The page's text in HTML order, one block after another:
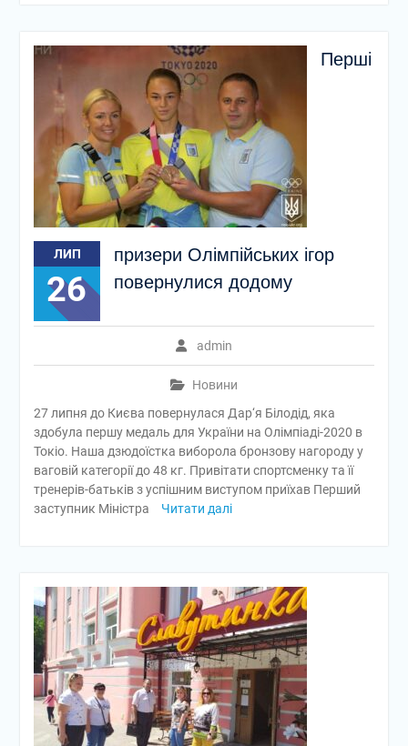
ЛИП
26
Перші
призери Олімпійських ігор
повернулися додому
admin
Новини
27 липня до Києва повернулася Дар‘я Білодід, яка
здобула першу медаль для України на Олімпіаді-2020 в
Токіо. Наша дзюдоїстка виборола бронзову нагороду у
ваговій категорії до 48 кг. Привітати спортсменку та її
тренерів-батьків з успішним виступом приїхав Перший
заступник Міністра
Читати далі